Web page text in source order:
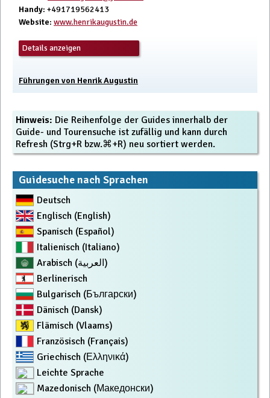
Handy: +491719562413
Website: www.henrikaugustin.de
Details anzeigen
Führungen von Henrik Augustin
Hinweis: Die Reihenfolge der Guides innerhalb der
Guide- und Tourensuche ist zufällig und kann durch
Refresh (Strg+R bzw.⌘+R) neu sortiert werden.
Guidesuche nach Sprachen
Deutsch
Englisch (English)
Spanisch (Español)
Italienisch (Italiano)
Arabisch (العربية)
Berlinerisch
Bulgarisch (Български)
Dänisch (Dansk)
Flämisch (Vlaams)
Französisch (Français)
Griechisch (Ελληνικά)
Leichte Sprache
Mazedonisch (Македонски)